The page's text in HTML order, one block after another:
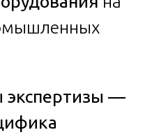
экспертизы —